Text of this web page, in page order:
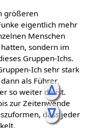
ᐃ
ᐁ
größeren
eigentlich mehr
Menschen
sondern im
Gruppen-Ichs.
Ich sehr stark
als Führer
so weiter da ist.
zur Zeitenwende
dass jeder